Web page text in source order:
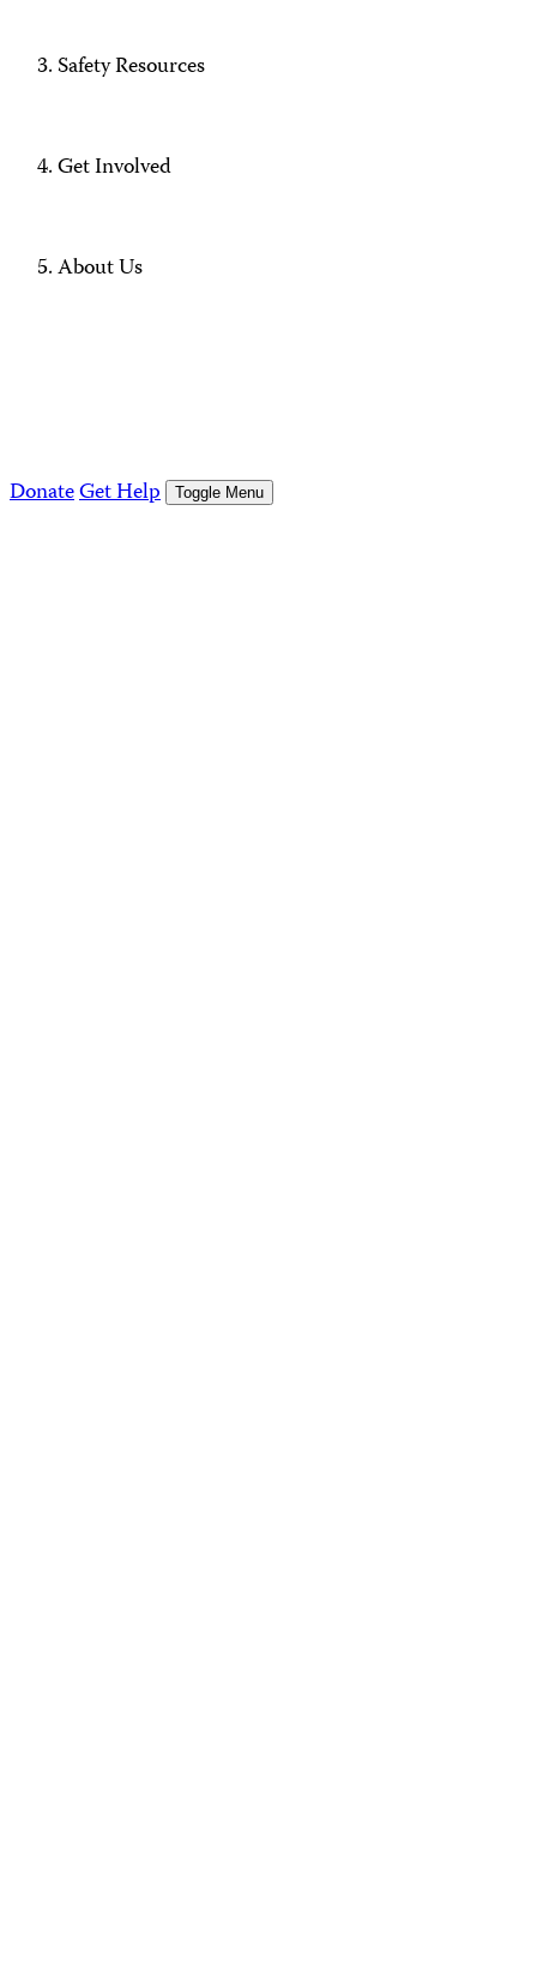
Safety Resources
Get Involved
About Us
DonateGet Help Toggle Menu